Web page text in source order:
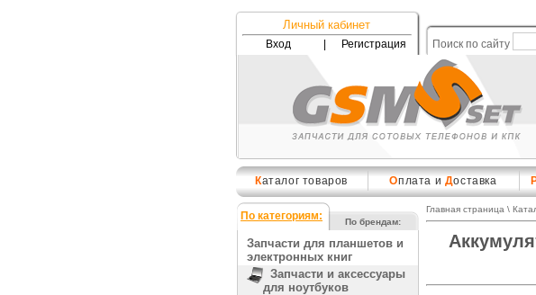
Личный кабинет
Вход Регистрация Поиск по сайту
Каталог товаров Оплата и Доставка
По категориям: По брендам:
Запчасти для планшетов и
электронных книг
Запчасти и аксессуары
для ноутбуков
Главная страница \